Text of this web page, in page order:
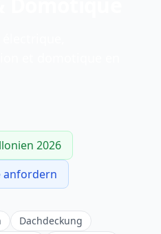
2026
anfordern
Dachdeckung